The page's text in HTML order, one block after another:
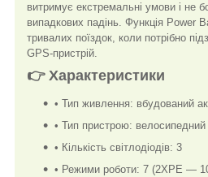
витримує екстремальні умови і не
випадкових падінь. Функція Power
тривалих поїздок, коли потрібно
GPS-пристрій.
👉 Характеристики
• Тип живлення: вбудований
• Тип пристрою: велосипедний
• Кількість світлодіодів: 3
• Режими роботи: 7 (2XPE —